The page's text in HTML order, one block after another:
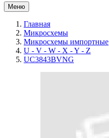
Меню
Главная
Микросхемы
Микросхемы импортные
U - V - W - X - Y - Z
UC3843BVNG